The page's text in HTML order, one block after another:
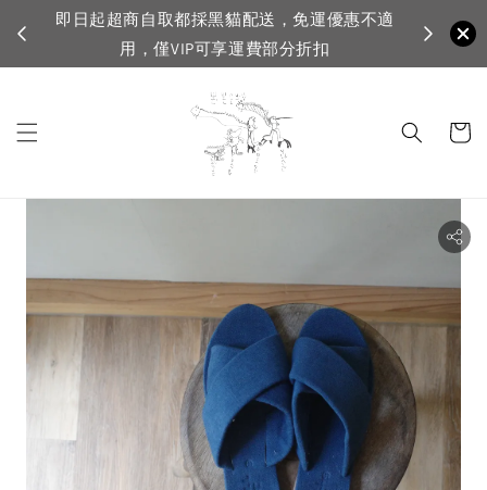
貓配送，免運優惠不適
運費部分折扣
VIP滿1500免運，一般會員滿3500